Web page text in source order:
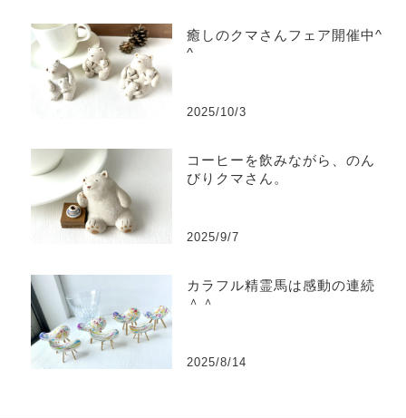
癒しのクマさんフェア開催中^
^
2025/10/3
コーヒーを飲みながら、のん
びりクマさん。
2025/9/7
カラフル精霊馬は感動の連続
＾＾
2025/8/14